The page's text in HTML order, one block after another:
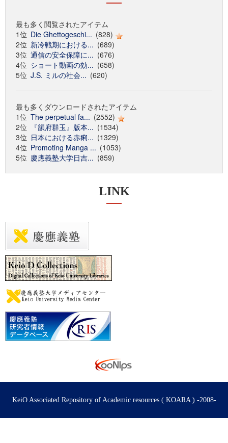
最も多く閲覧されたアイテム
1位 Die Ghettogeschi... (828)
2位 新冷戦期における... (689)
3位 通信の安全保障に... (676)
4位 ショート動画の効... (658)
5位 J.S. ミルの社会... (620)
最も多くダウンロードされたアイテム
1位 The perpetual fa... (2552)
2位
『韻府群玉』版本... (1534)
3位 日本における赤痢... (1329)
4位 Promoting Manga ... (1053)
5位 慶應義塾大学日吉... (859)
LINK
KeiO Associated Repository of Academic resources ( KOARA ) -2008-